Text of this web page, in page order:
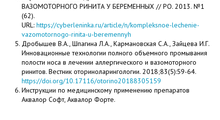
ВАЗОМОТОРНОГО РИНИТА У БЕРЕМЕННЫХ // РО. 2013. №1
(62).
URL: https://cyberleninka.ru/article/n/kompleksnoe-lechenie-
vazomotornogo-rinita-u-beremennyh
Дробышев В.А., Шпагина Л.А., Кармановская С.А., Зайцева И.Г.
Инновационные технологии полного объемного промывания
полости носа в лечении аллергического и вазомоторного
ринитов. Вестник оториноларингологии. 2018;83(5):59-64.
https://doi.org/10.17116/otorino20188305159
Инструкции по медицинскому применению препаратов
Аквалор Софт, Аквалор Форте.